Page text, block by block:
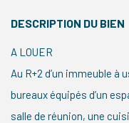
DESCRIPTION DU BIEN
A LOUER
Au R+2 d’un immeuble à
bureaux équipés d’un
salle de réunion, une